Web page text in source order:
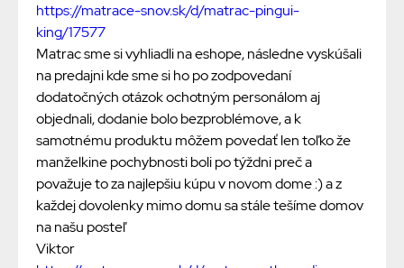
https://matrace-snov.sk/d/matrac-pingui-
king/17577
Matrac sme si vyhliadli na eshope, následne vyskúšali
na predajni kde sme si ho po zodpovedaní
dodatočných otázok ochotným personálom aj
objednali, dodanie bolo bezproblémove, a k
samotnému produktu môžem povedať len toľko že
manželkine pochybnosti boli po týždni preč a
považuje to za najlepšiu kúpu v novom dome :) a z
každej dovolenky mimo domu sa stále tešíme domov
na našu posteľ
Viktor